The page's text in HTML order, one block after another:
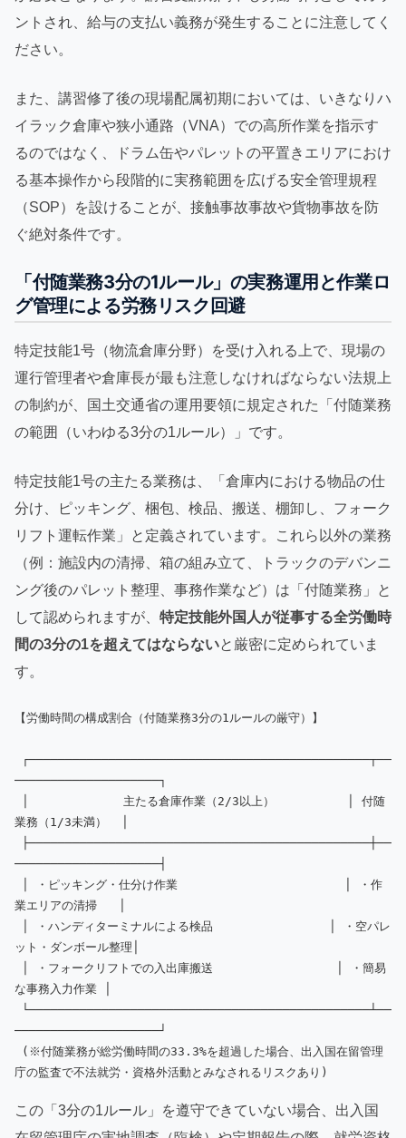
ントされ、給与の支払い義務が発生することに注意してく
ださい。
また、講習修了後の現場配属初期においては、いきなりハ
イラック倉庫や狭小通路（VNA）での高所作業を指示す
るのではなく、ドラム缶やパレットの平置きエリアにおけ
る基本操作から段階的に実務範囲を広げる安全管理規程
（SOP）を設けることが、接触事故事故や貨物事故を防
ぐ絶対条件です。
「付随業務3分の1ルール」の実務運用と作業ロ
グ管理による労務リスク回避
特定技能1号（物流倉庫分野）を受け入れる上で、現場の
運行管理者や倉庫長が最も注意しなければならない法規上
の制約が、国土交通省の運用要領に規定された「付随業務
の範囲（いわゆる3分の1ルール）」です。
特定技能1号の主たる業務は、「倉庫内における物品の仕
分け、ピッキング、梱包、検品、搬送、棚卸し、フォーク
リフト運転作業」と定義されています。これら以外の業務
（例：施設内の清掃、箱の組み立て、トラックのデバンニ
ング後のパレット整理、事務作業など）は「付随業務」と
して認められますが、 特定技能外国人が従事する全労働時
間の3分の1を超えてはならないと厳密に定められていま
す。
【労働時間の構成割合（付随業務3分の1ルールの厳守）】
────────────────────┐
業務（1/3未満）  │
────────────────────┤
業エリアの清掃   │
ット・ダンボール整理│
な事務入力作業 │
────────────────────┘
この「3分の1ルール」を遵守できていない場合、出入国